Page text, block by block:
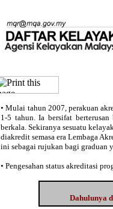
• Mulai tahun 2007, perakuan
1-5 tahun. Ia bersifat
berkala. Sekiranya sesuatu
diakredit semasa era Lembaga
ini sebagai rujukan bagi graduan
• Pengesahan status akreditasi
Dahulunya